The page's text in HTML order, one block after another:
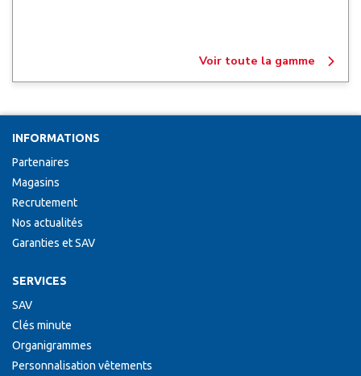
Voir toute la gamme
INFORMATIONS
Partenaires
Magasins
Recrutement
Nos actualités
Garanties et SAV
SERVICES
SAV
Clés minute
Organigrammes
Personnalisation vêtements